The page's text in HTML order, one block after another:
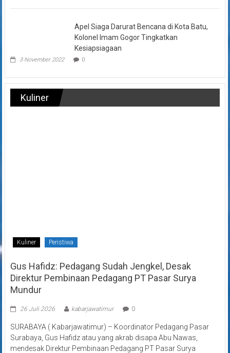
Apel Siaga Darurat Bencana di Kota Batu,
Kolonel Imam Gogor Tingkatkan
Kesiapsiagaan
3 November 2022 0
Kuliner
Kuliner Peristiwa
Gus Hafidz: Pedagang Sudah Jengkel, Desak
Direktur Pembinaan Pedagang PT Pasar Surya
Mundur
26 Juli 2026 kabarjawatimur 0
SURABAYA ( Kabarjawatimur) – Koordinator Pedagang Pasar
Surabaya, Gus Hafidz atau yang akrab disapa Abu Nawas,
mendesak Direktur Pembinaan Pedagang PT Pasar Surya